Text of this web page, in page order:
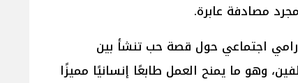
مصادفة عابرة.
اجتماعي حول قصة حب تنشأ بين
وهو ما يمنح العمل طابعًا إنسانيًا مميزًا